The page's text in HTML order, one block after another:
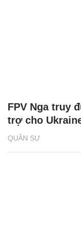
QUÂN SỰ
FPV Nga truy
trợ cho